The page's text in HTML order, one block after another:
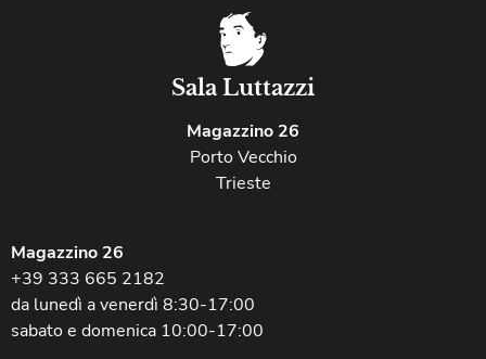
Sala Luttazzi
Magazzino 26
Porto Vecchio
Trieste
Magazzino 26
+39 333 665 2182
da lunedì a venerdì 8:30-17:00
sabato e domenica 10:00-17:00